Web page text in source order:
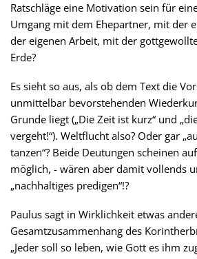
Ratschläge eine Motivation sein für
Umgang mit dem Ehepartner, mit der
der eigenen Arbeit, mit der
Erde?
Es sieht so aus, als ob dem Text die
unmittelbar bevorstehenden
Grunde liegt („Die Zeit ist kurz“ und
vergeht!“). Weltflucht also? Oder gar
tanzen“? Beide Deutungen scheinen
möglich, - wären aber damit vollends
„nachhaltiges predigen“!?
Paulus sagt in Wirklichkeit etwas
Gesamtzusammenhang des
„Jeder soll so leben, wie Gott es ihm